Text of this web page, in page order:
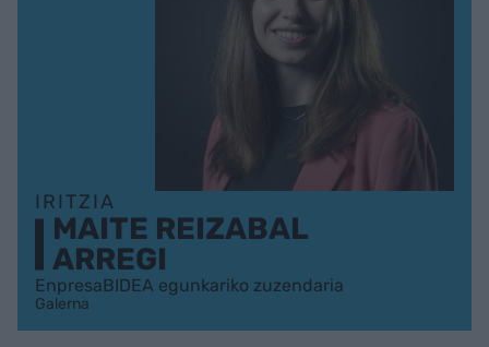
IRITZIA
MAITE REIZABAL
ARREGI
EnpresaBIDEA egunkariko zuzendaria
Galerna